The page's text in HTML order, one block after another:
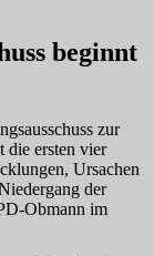
beginnt
zur
die ersten vier
Ursachen
der
Obmann im